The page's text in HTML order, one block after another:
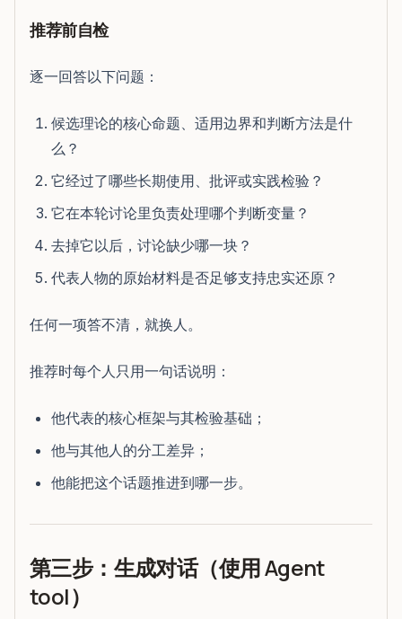
推荐前自检
逐一回答以下问题：
候选理论的核心命题、适用边界和判断方法是什
么？
它经过了哪些长期使用、批评或实践检验？
它在本轮讨论里负责处理哪个判断变量？
去掉它以后，讨论缺少哪一块？
代表人物的原始材料是否足够支持忠实还原？
任何一项答不清，就换人。
推荐时每个人只用一句话说明：
他代表的核心框架与其检验基础；
他与其他人的分工差异；
他能把这个话题推进到哪一步。
第三步：生成对话（使用 Agent
tool）